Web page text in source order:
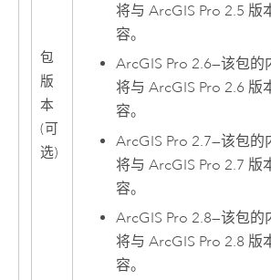
包
版
本
(可
选)
将与ArcGIS Pro 2.5 版
容。
ArcGIS Pro 2.6—该包的
将与ArcGIS Pro 2.6 版
容。
ArcGIS Pro 2.7—该包的
将与ArcGIS Pro 2.7 版
容。
ArcGIS Pro 2.8—该包的
将与ArcGIS Pro 2.8 版
容。